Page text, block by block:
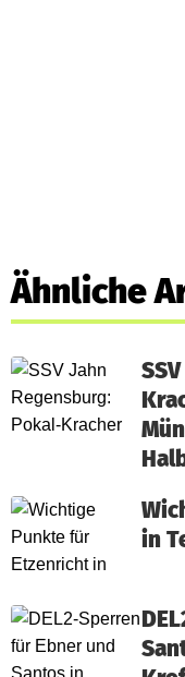
Ähnliche
in